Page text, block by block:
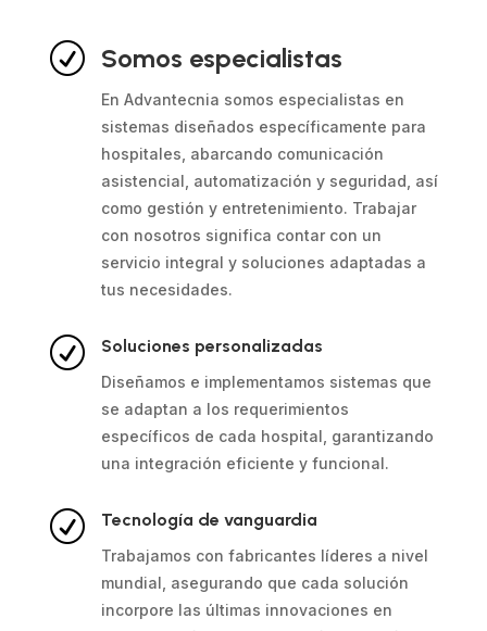
R Somos especialistas
En Advantecnia somos especialistas en
sistemas diseñados específicamente para
hospitales, abarcando comunicación
asistencial, automatización y seguridad, así
como gestión y entretenimiento. Trabajar
con nosotros significa contar con un
servicio integral y soluciones adaptadas a
tus necesidades.
R Soluciones personalizadas
Diseñamos e implementamos sistemas que
se adaptan a los requerimientos
específicos de cada hospital, garantizando
una integración eficiente y funcional.
R Tecnología de vanguardia
Trabajamos con fabricantes líderes a nivel
mundial, asegurando que cada solución
incorpore las últimas innovaciones en